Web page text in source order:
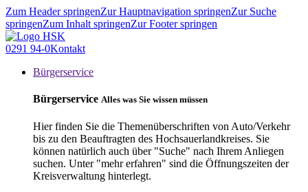
Zum Header springenZur Hauptnavigation springenZur Suche
springenZum Inhalt springenZur Footer springen
0291 94-0Kontakt
Bürgerservice
Bürgerservice Alles was Sie wissen müssen
Hier finden Sie die Themenüberschriften von Auto/Verkehr
bis zu den Beauftragten des Hochsauerlandkreises. Sie
können natürlich auch über "Suche" nach Ihrem Anliegen
suchen. Unter "mehr erfahren" sind die Öffnungszeiten der
Kreisverwaltung hinterlegt.